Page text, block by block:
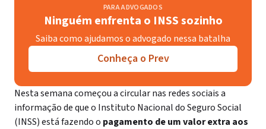
PARA ADVOGADOS
Ninguém enfrenta o INSS sozinho
Saiba como ajudamos o advogado nessa batalha
Conheça o Prev
Nesta semana começou a circular nas redes sociais a
informação de que o Instituto Nacional do Seguro Social
(INSS) está fazendo o pagamento de um valor extra aos